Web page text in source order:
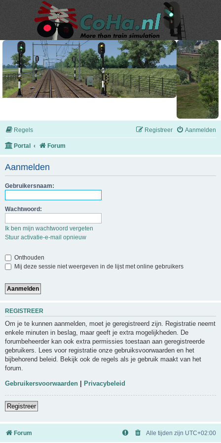
Regels Aanmelden
Registreer
Portal Forum
Aanmelden
Gebruikersnaam:
Wachtwoord:
Ik ben mijn wachtwoord vergeten
Stuur activatie-e-mail opnieuw
Onthouden
Mij deze sessie niet weergeven in de lijst met online gebruikers
REGISTREER
Om je te kunnen aanmelden, moet je geregistreerd zijn. Registratie neemt
enkele minuten in beslag, maar geeft je extra mogelijkheden. De
forumbeheerder kan ook extra permissies toestaan aan geregistreerde
gebruikers. Lees voor registratie onze gebruiksvoorwaarden en het
bijbehorend beleid. Bekijk ook de regels als je gebruik maakt van het
forum.
Gebruikersvoorwaarden Privacybeleid
Registreer
Forum Alle tijden zijn UTC+02:00